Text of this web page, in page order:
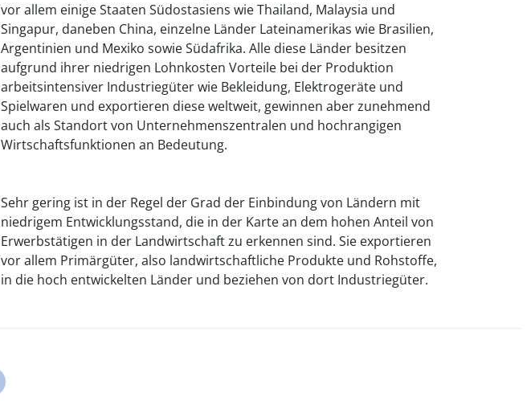
vor allem einige Staaten Südostasiens wie Thailand, Malaysia und
Singapur, daneben China, einzelne Länder Lateinamerikas wie Brasilien,
Argentinien und Mexiko sowie Südafrika. Alle diese Länder besitzen
aufgrund ihrer niedrigen Lohnkosten Vorteile bei der Produktion
arbeitsintensiver Industriegüter wie Bekleidung, Elektrogeräte und
Spielwaren und exportieren diese weltweit, gewinnen aber zunehmend
auch als Standort von Unternehmenszentralen und hochrangigen
Wirtschaftsfunktionen an Bedeutung.
Sehr gering ist in der Regel der Grad der Einbindung von Ländern mit
niedrigem Entwicklungsstand, die in der Karte an dem hohen Anteil von
Erwerbstätigen in der Landwirtschaft zu erkennen sind. Sie exportieren
vor allem Primärgüter, also landwirtschaftliche Produkte und Rohstoffe,
in die hoch entwickelten Länder und beziehen von dort Industriegüter.